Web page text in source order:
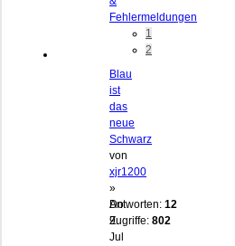
Fehlermeldungen
1
2
Blau
ist
das
neue
Schwarz
von
xjr1200
»
Do
9.
Jul
Antworten: 12
Zugriffe: 802